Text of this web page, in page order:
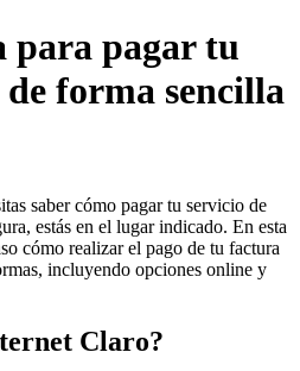
para pagar tu
forma sencilla
saber cómo pagar tu servicio de
estás en el lugar indicado. En esta
cómo realizar el pago de tu factura
incluyendo opciones online y
Claro?